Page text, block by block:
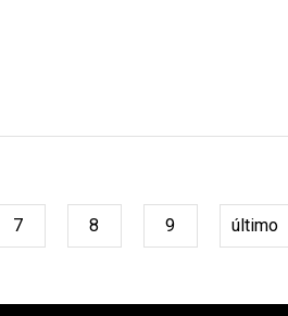
7 8 9 último